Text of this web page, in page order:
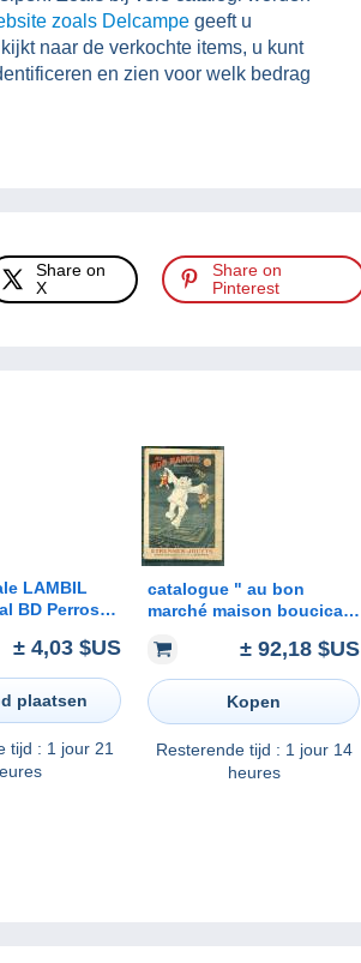
zoals Delcampe geeft u
naar de verkochte items, u kunt
en zien voor welk bedrag
Share on
X
Share on
Pinterest
LAMBIL
BD Perros-
± 4,03 $US
plaatsen
tijd : 1 jour 21
catalogue " au bon
marché maison boucicaut
jouets mois de
decermbre, 74 pages bon
état- modb28
± 92,18 $US
Kopen
Resterende tijd : 1 jour 14
heures